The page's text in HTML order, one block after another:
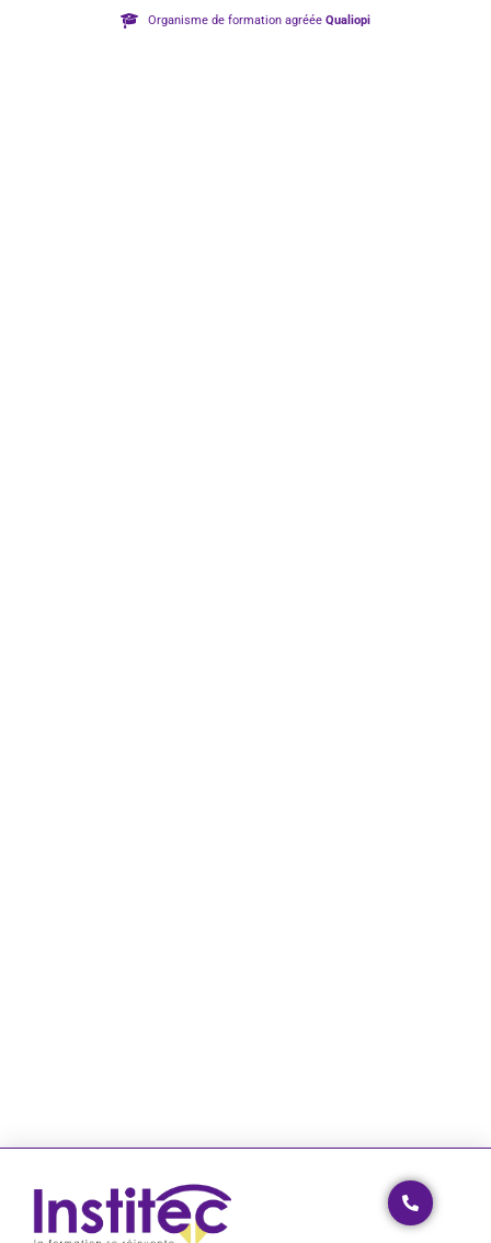
Organisme de formation agréée Qualiopi